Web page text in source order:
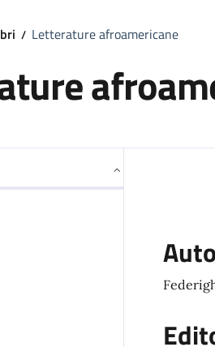
Letterature afroamericane